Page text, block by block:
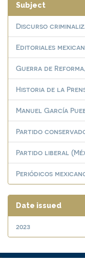
Subject
Discurso
Editoriales
Guerra de Reforma,
Historia de la
Manuel García
Partido
Partido liberal
Periódicos
Date issued
2023